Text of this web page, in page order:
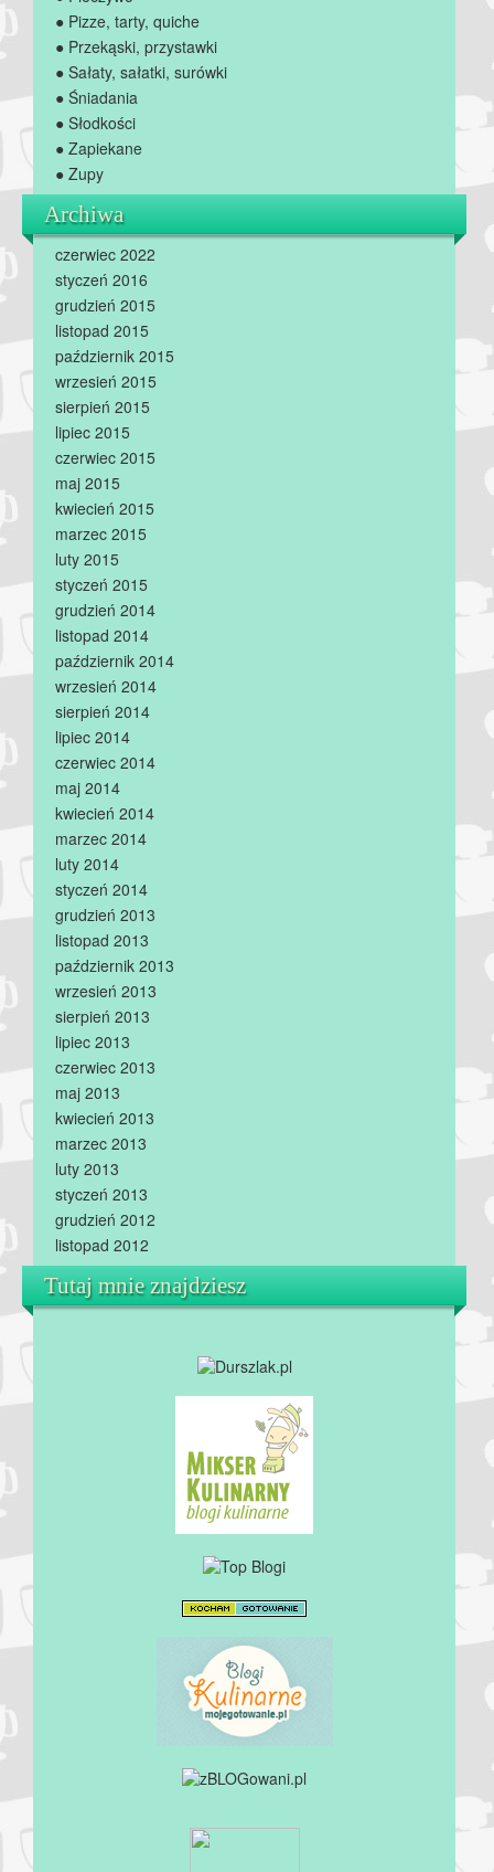
● Pizze, tarty, quiche
● Przekąski, przystawki
● Sałaty, sałatki, surówki
● Śniadania
● Słodkości
● Zapiekane
● Zupy
Archiwa
czerwiec 2022
styczeń 2016
grudzień 2015
listopad 2015
październik 2015
wrzesień 2015
sierpień 2015
lipiec 2015
czerwiec 2015
maj 2015
kwiecień 2015
marzec 2015
luty 2015
styczeń 2015
grudzień 2014
listopad 2014
październik 2014
wrzesień 2014
sierpień 2014
lipiec 2014
czerwiec 2014
maj 2014
kwiecień 2014
marzec 2014
luty 2014
styczeń 2014
grudzień 2013
listopad 2013
październik 2013
wrzesień 2013
sierpień 2013
lipiec 2013
czerwiec 2013
maj 2013
kwiecień 2013
marzec 2013
luty 2013
styczeń 2013
grudzień 2012
listopad 2012
Tutaj mnie znajdziesz